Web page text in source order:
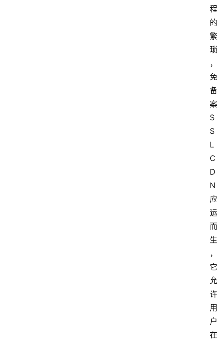
程
的
繁
琐
，
免
备
案
S
S
L
C
D
N
应
运
而
生
，
它
允
许
用
户
在